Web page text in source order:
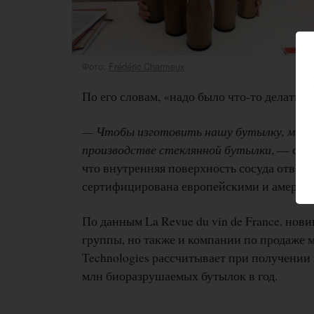
Фото: Frédéric Charmeux
По его словам, «надо было что-то делать
— Чтобы изготовить нашу бутылку, мы
производстве стеклянной бутылки, —
что внутренняя поверхность сосуда
сертифицирована европейскими и
По данным La Revue du vin de France,
группы, но также и компании по продаже
Technologies рассчитывает при
млн биоразрушаемых бутылок в год.